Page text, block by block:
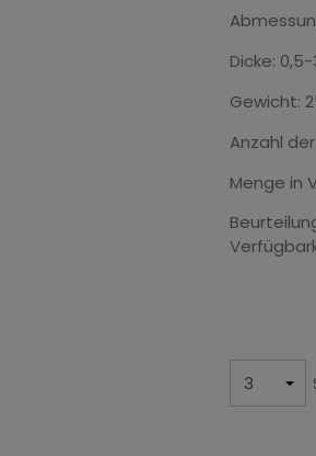
Dicke:
Gewicht:
Anzahl
Menge in